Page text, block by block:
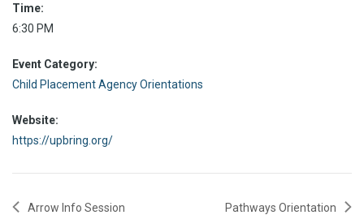
Time:
6:30 PM
Event Category:
Child Placement Agency Orientations
Website:
https://upbring.org/
Arrow Info Session Pathways Orientation